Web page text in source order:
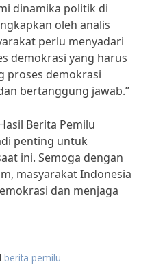
dinamika politik di
oleh analis
perlu menyadari
demokrasi yang harus
proses demokrasi
bertanggung jawab.”
Berita Pemilu
penting untuk
ini. Semoga dengan
masyarakat Indonesia
dan menjaga
berita pemilu